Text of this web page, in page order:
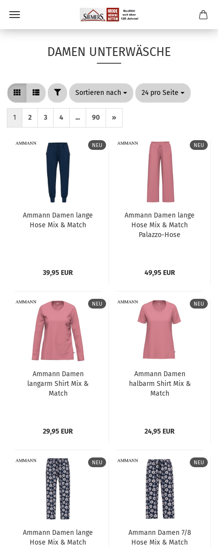
DAMEN UNTERWÄSCHE
FILTERSortieren nach
Sortieren nach 24 pro Seite
pro Seite
1 2 3 4 ... 90 »
NEU
Ammann Damen lange
Hose Mix & Match
39,95 EUR
NEU
Ammann Damen lange
Hose Mix & Match
Palazzo-Hose
49,95 EUR
NEU
Ammann Damen
langarm Shirt Mix &
Match
29,95 EUR
NEU
Ammann Damen
halbarm Shirt Mix &
Match
24,95 EUR
NEU
Ammann Damen lange
Hose Mix & Match
NEU
Ammann Damen 7/8
Hose Mix & Match